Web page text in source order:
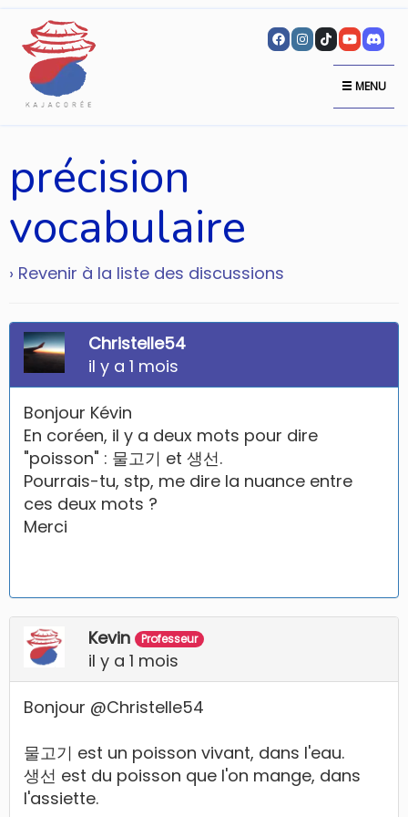
MENU
précision
vocabulaire
› Revenir à la liste des discussions
Christelle54
il y a 1 mois
Bonjour Kévin
En coréen, il y a deux mots pour dire
"poisson" : 물고기 et 생선.
Pourrais-tu, stp, me dire la nuance entre
ces deux mots ?
Merci
Kevin Professeur
il y a 1 mois
Bonjour @Christelle54
물고기 est un poisson vivant, dans l'eau.
생선 est du poisson que l'on mange, dans
l'assiette.